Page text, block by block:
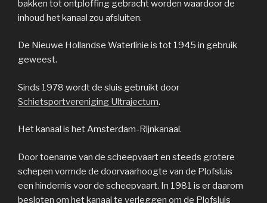
bakken tot ontploffing gebracht worden waardoor de
inhoud het kanaal zou afsluiten.
De Nieuwe Hollandse Waterlinie is tot 1945 in gebruik
geweest.
Sinds 1978 wordt de sluis gebruikt door
Schietsportvereniging Ultrajectum.
Het kanaal is het Amsterdam-Rijnkanaal.
Door toename van de scheepvaart en steeds grotere
schepen vormde de doorvaarhoogte van de Plofsluis
een hindernis voor de scheepvaart. In 1981 is er daarom
besloten om het kanaal te verleggen om de Plofsluis